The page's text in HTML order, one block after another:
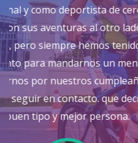
Entrenar para mi es
es todo, y que
se adapte a eso
(incluso en
enfermo o
El mejor
años, en alfombra